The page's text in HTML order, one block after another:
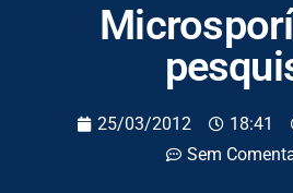
25/03/2012 18:41
Sem